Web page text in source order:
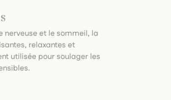
et le sommeil, la
relaxantes et
utilisée pour soulager les